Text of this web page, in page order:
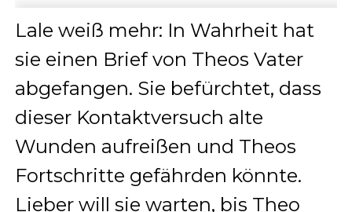
Lale weiß mehr: In Wahrheit hat
sie einen Brief von Theos Vater
abgefangen. Sie befürchtet, dass
dieser Kontaktversuch alte
Wunden aufreißen und Theos
Fortschritte gefährden könnte.
Lieber will sie warten, bis Theo